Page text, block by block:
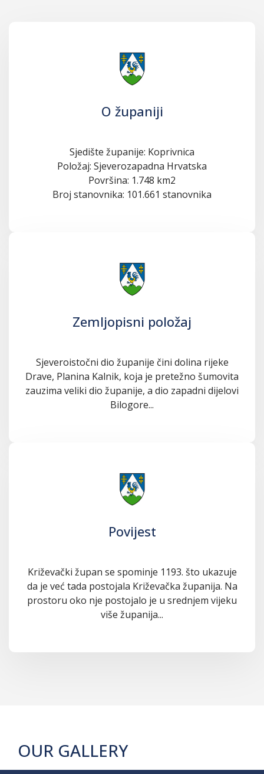
O županiji
Sjedište županije: Koprivnica
Položaj: Sjeverozapadna Hrvatska
Površina: 1.748 km2
Broj stanovnika: 101.661 stanovnika
Zemljopisni položaj
Sjeveroistočni dio županije čini dolina rijeke
Drave, Planina Kalnik, koja je pretežno šumovita
zauzima veliki dio županije, a dio zapadni dijelovi
Bilogore...
Povijest
Križevački župan se spominje 1193. što ukazuje
da je već tada postojala Križevačka županija. Na
prostoru oko nje postojalo je u srednjem vijeku
više županija...
OUR GALLERY